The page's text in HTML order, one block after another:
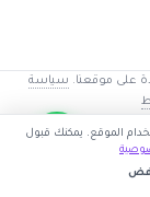
على موقعنا. سياسة
وافي
الموقع. يمكنك قبول